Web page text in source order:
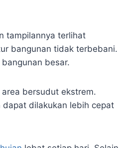
tampilannya terlihat
bangunan tidak terbebani.
besar.
area bersudut ekstrem.
dilakukan lebih cepat